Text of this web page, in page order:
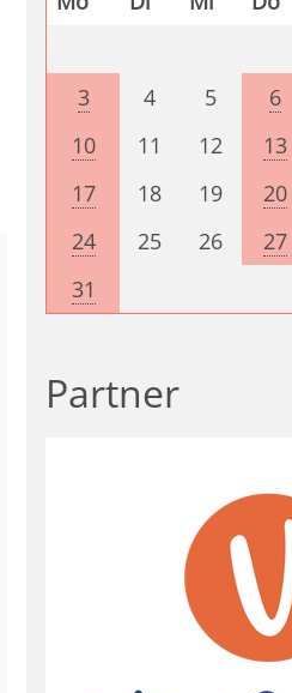
3
4 5 6
10
11 12 13
17
18 19 20
24
25 26 27
31
Partner